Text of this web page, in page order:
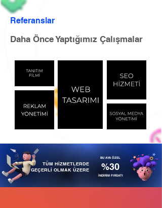
Referanslar
Daha Önce Yaptığımız Çalışmalar
TÜM HİZMETLERDE
GEÇERLİ OLMAK ÜZERE
BU AYA ÖZEL
%30
İNDİRİM FIRSATI